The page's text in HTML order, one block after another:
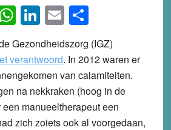
WhatsApp
LinkedIn
EmailShare
Gezondheidszorg (IGZ)
verantwoord. In 2012 waren er
van calamiteiten.
na nekkraken (hoog in de
manueeltherapeut een
zich zoiets ook al voorgedaan,